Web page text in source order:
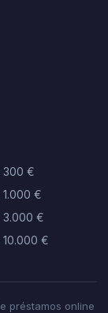
300 €
€
3.000 €
€
préstamos online